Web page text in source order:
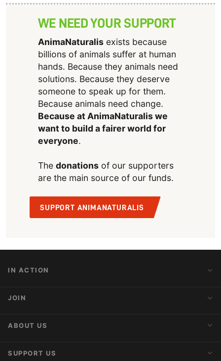
WE NEED YOUR SUPPORT
AnimaNaturalisexists because
billions of animals suffer at human
hands. Because they animals need
solutions. Because they deserve
someone to speak up for them.
Because animals need change.
Because at AnimaNaturalis we
want to build a fairer world for
everyone.
The donationsof our supporters
are the main source of our funds.
SUPPORT ANIMANATURALIS
IN ACTION
Action Alerts
JOIN
Activist Network
ABOUT US
SUPPORT US